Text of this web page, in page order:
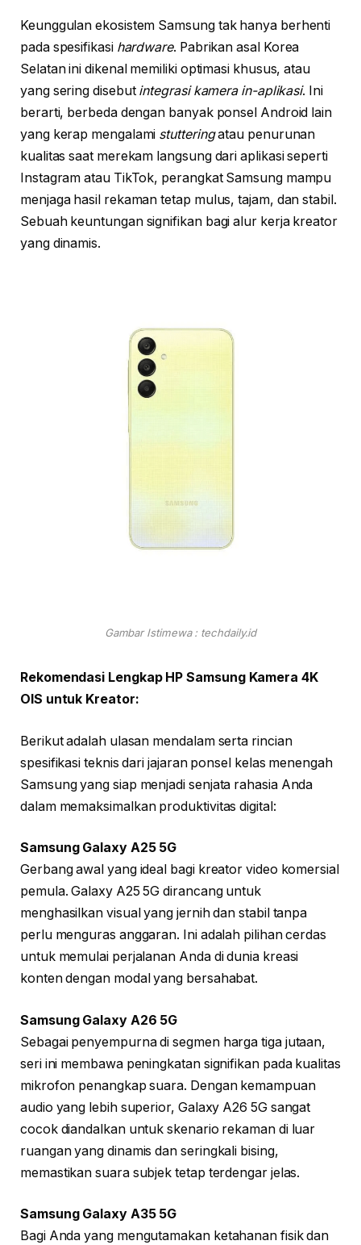
Keunggulan ekosistem Samsung tak hanya berhenti
pada spesifikasi hardware. Pabrikan asal Korea
Selatan ini dikenal memiliki optimasi khusus, atau
yang sering disebut integrasi kamera in-aplikasi. Ini
berarti, berbeda dengan banyak ponsel Android lain
yang kerap mengalami stutteringatau penurunan
kualitas saat merekam langsung dari aplikasi seperti
Instagram atau TikTok, perangkat Samsung mampu
menjaga hasil rekaman tetap mulus, tajam, dan stabil.
Sebuah keuntungan signifikan bagi alur kerja kreator
yang dinamis.
Gambar Istimewa : techdaily.id
Rekomendasi Lengkap HP Samsung Kamera 4K
OIS untuk Kreator:
Berikut adalah ulasan mendalam serta rincian
spesifikasi teknis dari jajaran ponsel kelas menengah
Samsung yang siap menjadi senjata rahasia Anda
dalam memaksimalkan produktivitas digital:
Samsung Galaxy A25 5G
Gerbang awal yang ideal bagi kreator video komersial
pemula. Galaxy A25 5G dirancang untuk
menghasilkan visual yang jernih dan stabil tanpa
perlu menguras anggaran. Ini adalah pilihan cerdas
untuk memulai perjalanan Anda di dunia kreasi
konten dengan modal yang bersahabat.
Samsung Galaxy A26 5G
Sebagai penyempurna di segmen harga tiga jutaan,
seri ini membawa peningkatan signifikan pada kualitas
mikrofon penangkap suara. Dengan kemampuan
audio yang lebih superior, Galaxy A26 5G sangat
cocok diandalkan untuk skenario rekaman di luar
ruangan yang dinamis dan seringkali bising,
memastikan suara subjek tetap terdengar jelas.
Samsung Galaxy A35 5G
Bagi Anda yang mengutamakan ketahanan fisik dan